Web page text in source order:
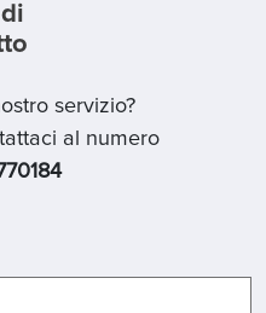
servizio?
al numero